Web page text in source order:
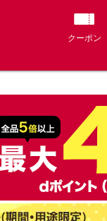
クーポン